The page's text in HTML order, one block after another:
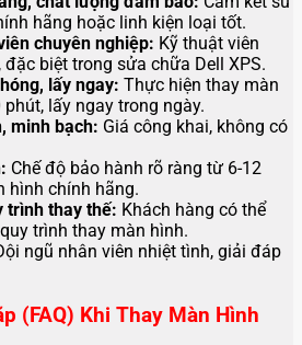
hãng hoặc linh kiện loại tốt.
chuyên nghiệp: Kỹ thuật viên
biệt trong sửa chữa Dell XPS.
lấy ngay: Thực hiện thay màn
lấy ngay trong ngày.
minh bạch: Giá công khai, không có
Chế độ bảo hành rõ ràng từ 6-12
hình chính hãng.
trình thay thế: Khách hàng có thể
trình thay màn hình.
ngũ nhân viên nhiệt tình, giải đáp
(FAQ) Khi Thay Màn Hình